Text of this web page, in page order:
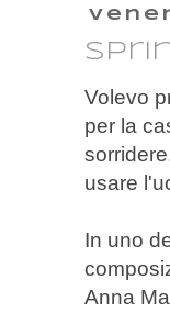
Volevo
per la
usare
In uno
Anna